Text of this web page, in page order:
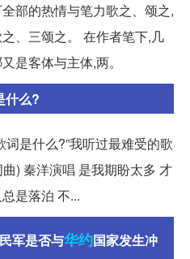
部的热情与笔力歌之、颂之,
、三颂之。 在作者笔下,几
是客体与主体,两。
什么?
是什么?”我听过最难受的歌
) 秦洋演唱 是我期盼太多 才
是落泊 不...
军是否与华约国家发生冲